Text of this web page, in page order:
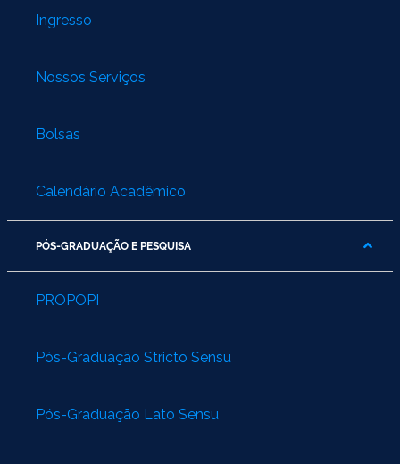
Ingresso
Nossos Serviços
Bolsas
Calendário Acadêmico
PÓS-GRADUAÇÃO E PESQUISA
PROPOPI
Pós-Graduação Stricto Sensu
Pós-Graduação Lato Sensu